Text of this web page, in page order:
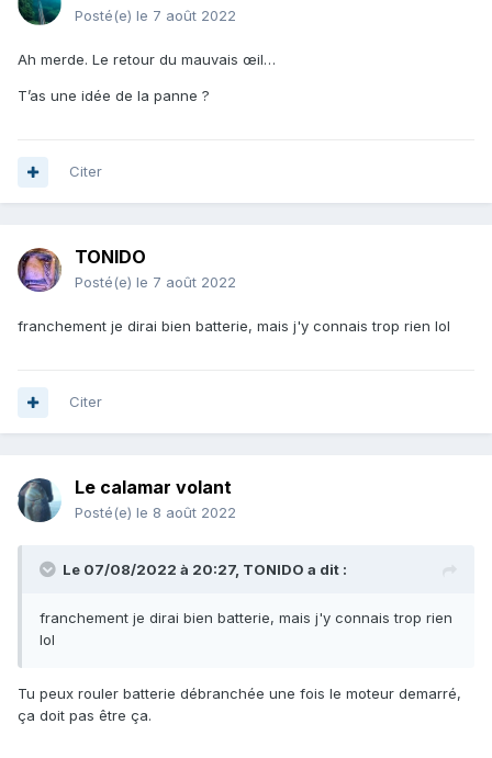
Posté(e) le 7 août 2022
Ah merde. Le retour du mauvais œil…
T’as une idée de la panne ?
Citer
TONIDO
Posté(e) le 7 août 2022
franchement je dirai bien batterie, mais j'y connais trop rien lol
Citer
Le calamar volant
Posté(e) le 8 août 2022
Le 07/08/2022 à 20:27, TONIDO a dit :
franchement je dirai bien batterie, mais j'y connais trop rien
lol
Tu peux rouler batterie débranchée une fois le moteur demarré,
ça doit pas être ça.